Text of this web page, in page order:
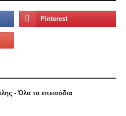
- Όλα τα επεισόδια